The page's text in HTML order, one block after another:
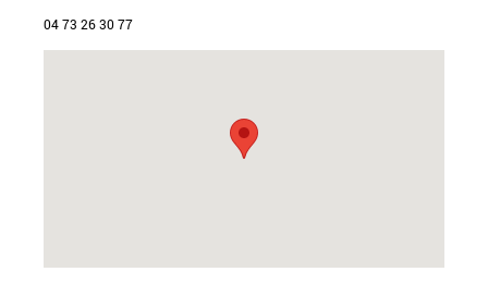
04 73 26 30 77